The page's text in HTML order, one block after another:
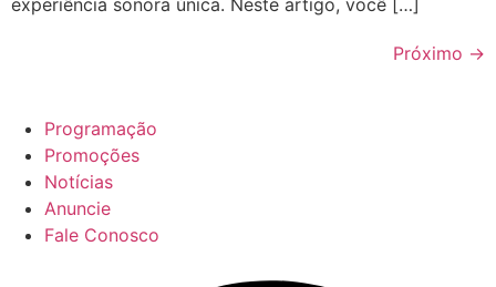
experiência sonora única. Neste artigo, você […]
Próximo →
Programação
Promoções
Notícias
Anuncie
Fale Conosco